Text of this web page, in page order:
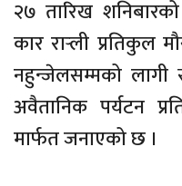
२७ तारिख
कार रार्‍ली प्रतिकुल
नहुन्जेलसम्मको लागी
अवैतानिक पर्यटन
मार्फत जनाएको छ ।